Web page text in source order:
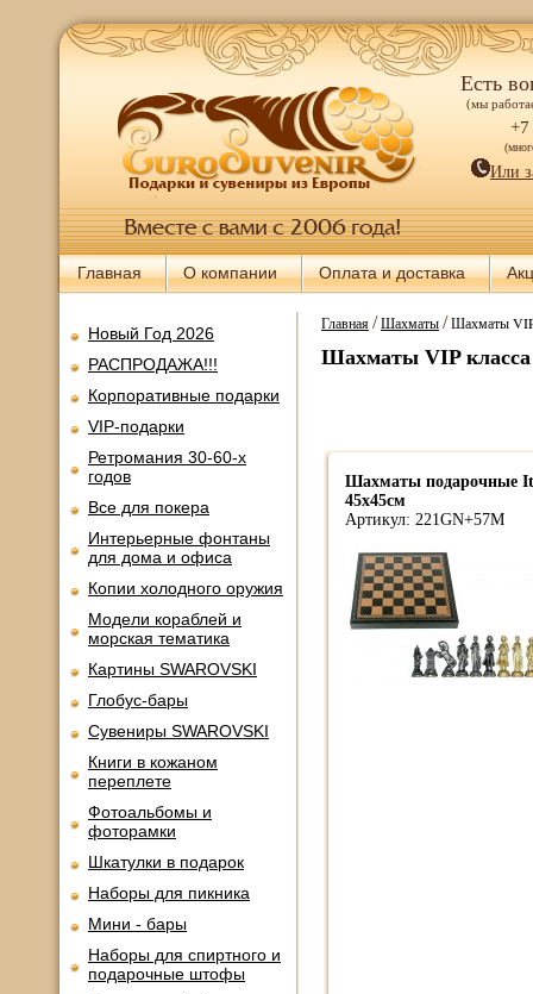
Есть
(мы
+7
Или
Главная О компании Оплата и доставка
Новый Год 2026
РАСПРОДАЖА!!!
Корпоративные подарки
VIP-подарки
Ретромания 30-60-х
годов
Все для покера
Интерьерные фонтаны
для дома и офиса
Копии холодного оружия
Модели кораблей и
морская тематика
Картины SWAROVSKI
Глобус-бары
Сувениры SWAROVSKI
Книги в кожаном
переплете
Фотоальбомы и
фоторамки
Шкатулки в подарок
Наборы для пикника
Мини - бары
Наборы для спиртного и
подарочные штофы
Главная/Шахматы/Шахматы
Шахматы VIP класса
Шахматы подарочные
45х45см
Артикул: 221GN+57M